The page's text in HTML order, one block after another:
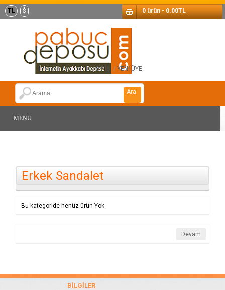
TL $ 0 ürün - 0.00TL
Ara
GİRİŞ / YENİ ÜYE.
MENU
Erkek Sandalet
Bu kategoride henüz ürün Yok.
Devam
BILGILER